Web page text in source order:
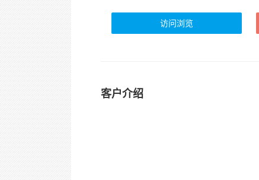
访问浏览
客户介绍